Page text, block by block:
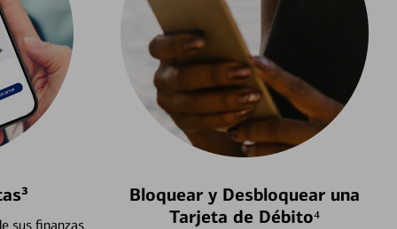
sus finanzas
Bloquear y Desbloquear una
Tarjeta de Débito⁴